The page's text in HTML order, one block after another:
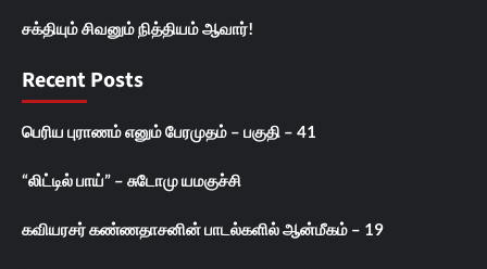
சக்தியும் சிவனும் நித்தியம் ஆவார்!
Recent Posts
பெரிய புராணம் எனும் பேரமுதம் – பகுதி – 41
“லிட்டில் பாய்” – சுடோமு யமகுச்சி
கவியரசர் கண்ணதாசனின் பாடல்களில் ஆன்மீகம் – 19